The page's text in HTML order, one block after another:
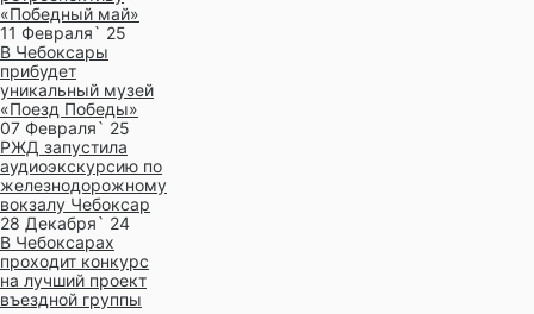
«Победный май»
11 Февраля` 25
В Чебоксары
прибудет
уникальный музей
«Поезд Победы»
07 Февраля` 25
РЖД запустила
аудиоэкскурсию по
железнодорожному
вокзалу Чебоксар
28 Декабря` 24
В Чебоксарах
проходит конкурс
на лучший проект
въездной группы